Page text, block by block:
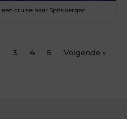
cruise naar Spitsbergen
3 4 5 Volgende »